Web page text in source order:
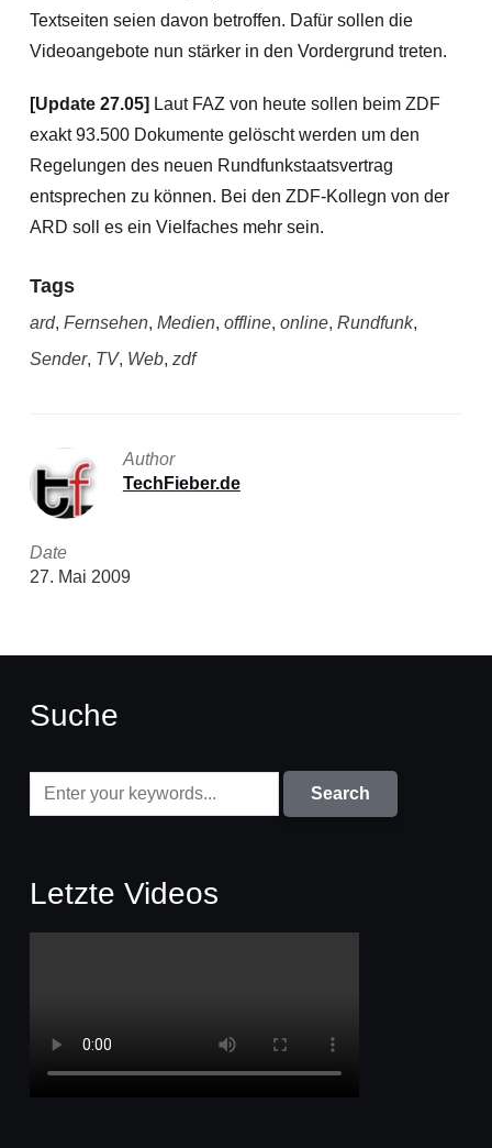
Textseiten seien davon betroffen. Dafür sollen die
Videoangebote nun stärker in den Vordergrund treten.
[Update 27.05] Laut FAZ von heute sollen beim ZDF
exakt 93.500 Dokumente gelöscht werden um den
Regelungen des neuen Rundfunkstaatsvertrag
entsprechen zu können. Bei den ZDF-Kollegn von der
ARD soll es ein Vielfaches mehr sein.
Tags
ard, Fernsehen, Medien, offline, online, Rundfunk,
Sender, TV, Web, zdf
Author
TechFieber.de
Date
27. Mai 2009
Suche
Letzte Videos